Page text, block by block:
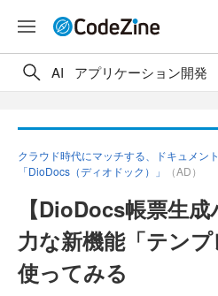
AI アプリケーション開発
クラウド時代にマッチする、ドキュメン
「DioDocs（ディオドック）」
（AD）
【DioDocs帳票生
力な新機能「テン
使ってみる